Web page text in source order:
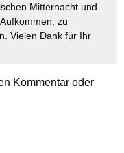
Mitternacht und
zu
Vielen Dank für Ihr
Kommentar oder